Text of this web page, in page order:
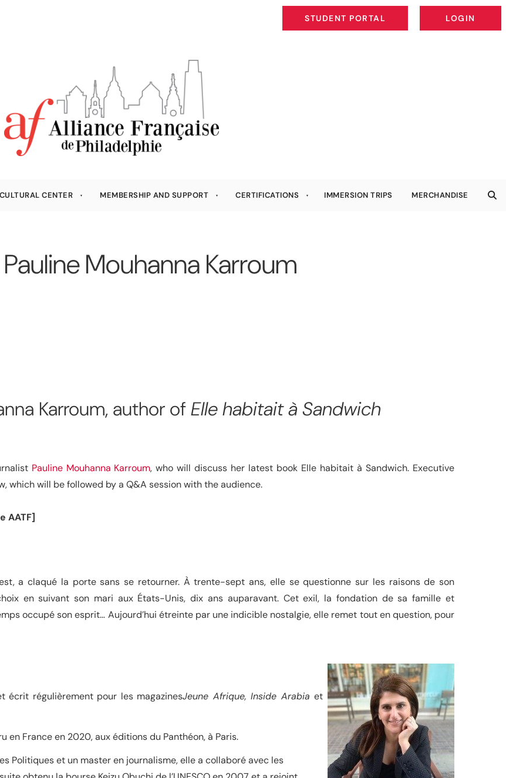
STUDENT PORTAL
STUDENT PORTAL
LOGIN
LOGIN
CULTURAL CENTER MEMBERSHIP AND SUPPORT CERTIFICATIONS IMMERSION TRIPS MERCHANDISE
Mouhanna Karroum
Karroum, author ofElle habitait à Sandwich
Pauline Mouhanna Karroum, who will discuss her latest book Elle habitait à Sandwich. Executive
will be followed by a Q&A session with the audience.
AATF]
a claqué la porte sans se retourner. À trente-sept ans, elle se questionne sur les raisons de son
en suivant son mari aux États-Unis, dix ans auparavant. Cet exil, la fondation de sa famille et
occupé son esprit… Aujourd’hui étreinte par une indicible nostalgie, elle remet tout en question, pour
écrit régulièrement pour les magazinesJeune Afrique, Inside Arabiaet
en France en 2020, aux éditions du Panthéon, à Paris.
Politiques et un master en journalisme, elle a collaboré avec les